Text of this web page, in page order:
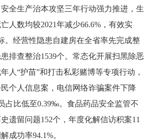
全生产治本攻坚三年行动强力推进，生
人数均较2021年减少66.6% ，有效实
。经营性隐患自建房在全省率先完成整
排查整治1539个。常态化开展扫黑除恶
人 “护苗”和打击私彩赌博等专项行动，
个人信息案，电信网络诈骗案件下降
占比低至0.39‰。食品药品安全监管不
遗留问题152个，年度化解信访积案11
成功率94.1%。